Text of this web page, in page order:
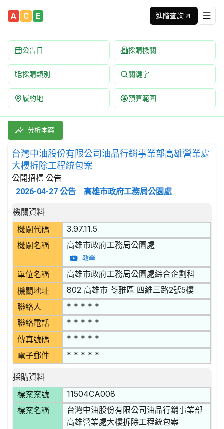
A C E 進階查詢
公告日 採購機關
採購類別 關鍵字
履約地 預算範圍
台灣中油股份有限公司油品行銷事業部高雄營業處大樓拆
採購類別：工程類 拆除工程 | 招標方式：公開招標 | 決標
分析本案
台灣中油股份有限公司油品行銷事業部高雄營業處
大樓拆除工程統包案
公開招標 公告
2026-04-27 公告 高雄市政府工務局公園處
招標公告詳細內容
機關資料
機關代碼
3.97.11.5
機關名稱 高雄市政府工務局公園處
教學
單位名稱 高雄市政府工務局公園處綜合企劃科
機關地址 802 高雄市 苓雅區 四維三路2號5樓
聯絡人 * * * * *
聯絡電話 * * * * *
傳真號碼 * * * * *
電子郵件 * * * * *
採購資料
標案案號
11504CA008
標案名稱
台灣中油股份有限公司油品行銷事業部
高雄營業處大樓拆除工程統包案